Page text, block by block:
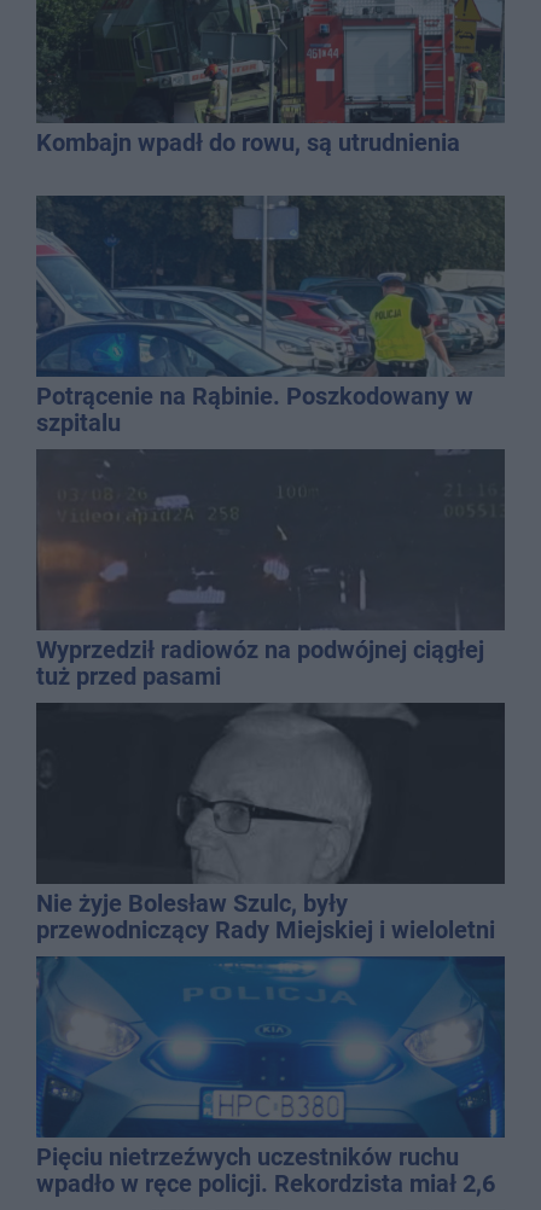
Kombajn wpadł do rowu, są utrudnienia
Potrącenie na Rąbinie. Poszkodowany w
szpitalu
Wyprzedził radiowóz na podwójnej ciągłej
tuż przed pasami
Nie żyje Bolesław Szulc, były
przewodniczący Rady Miejskiej i wieloletni
dyrektor SP 14
Pięciu nietrzeźwych uczestników ruchu
wpadło w ręce policji. Rekordzista miał 2,6